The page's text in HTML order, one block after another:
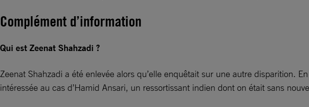
Complément d’information
Qui est Zeenat Shahzadi ?
Zeenat Shahzadi a été enlevée alors qu’elle enquêtait sur une autre disparition.
intéressée au cas d’Hamid Ansari, un ressortissant indien dont on était sans